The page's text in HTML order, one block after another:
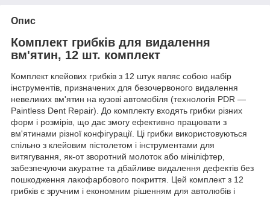
Опис
Комплект грибків для видалення
вм'ятин, 12 шт. комплект
Комплект клейових грибків з 12 штук являє собою набір
інструментів, призначених для безочервоного видалення
невеликих вм'ятин на кузові автомобіля (технологія PDR —
Paintless Dent Repair). До комплекту входять грибки різних
форм і розмірів, що дає змогу ефективно працювати з
вм'ятинами різної конфігурації. Ці грибки використовуються
спільно з клейовим пістолетом і інструментами для
витягування, як-от зворотний молоток або мініліфтер,
забезпечуючи акуратне та дбайливе видалення дефектів без
пошкодження лакофарбового покриття. Цей комплект з 12
грибків є зручним і економним рішенням для автолюбів і